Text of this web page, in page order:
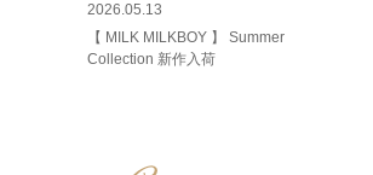
2026.05.13
【 MILK MILKBOY 】 Summer
Collection 新作入荷